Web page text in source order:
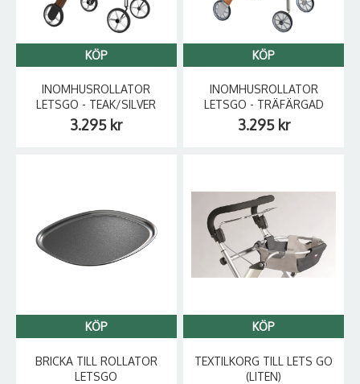
KÖP
INOMHUSROLLATOR
LETSGO - TEAK/SILVER
3.295 kr
KÖP
INOMHUSROLLATOR
LETSGO - TRÄFÄRGAD
3.295 kr
KÖP
BRICKA TILL ROLLATOR
LETSGO
KÖP
TEXTILKORG TILL LETS GO
(LITEN)